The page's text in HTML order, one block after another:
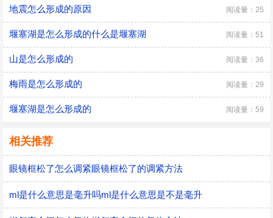
地震怎么形成的原因 阅读量：25
堰塞湖是怎么形成的什么是堰塞湖 阅读量：51
山是怎么形成的 阅读量：36
梅雨是怎么形成的 阅读量：29
堰塞湖是怎么形成的 阅读量：59
相关推荐
眼镜框松了怎么调紧眼镜框松了的调紧方法
ml是什么意思是毫升吗ml是什么意思是不是毫升